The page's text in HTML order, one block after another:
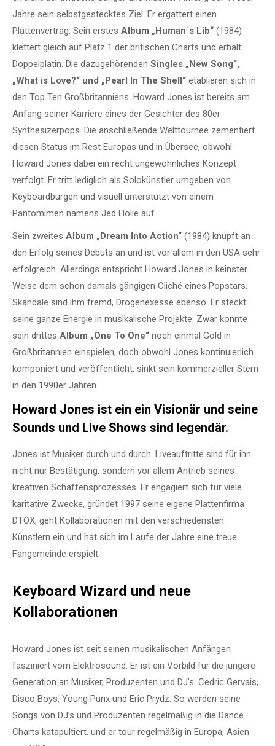
Jahre sein selbstgestecktes Ziel: Er ergattert einen
Plattenvertrag. Sein erstes Album „Human`s Lib“ (1984)
klettert gleich auf Platz 1 der britischen Charts und erhält
Doppelplatin. Die dazugehörenden Singles „New Song“,
„What is Love?“ und „Pearl In The Shell“ etablieren sich in
den Top Ten Großbritanniens. Howard Jones ist bereits am
Anfang seiner Karriere eines der Gesichter des 80er
Synthesizerpops. Die anschließende Welttournee zementiert
diesen Status im Rest Europas und in Übersee, obwohl
Howard Jones dabei ein recht ungewöhnliches Konzept
verfolgt. Er tritt lediglich als Solokünstler umgeben von
Keyboardburgen und visuell unterstützt von einem
Pantomimen namens Jed Holie auf.
Sein zweites Album „Dream Into Action“ (1984) knüpft an
den Erfolg seines Debüts an und ist vor allem in den USA sehr
erfolgreich. Allerdings entspricht Howard Jones in keinster
Weise dem schon damals gängigen Cliché eines Popstars.
Skandale sind ihm fremd, Drogenexesse ebenso. Er steckt
seine ganze Energie in musikalische Projekte. Zwar konnte
sein drittes Album „One To One“ noch einmal Gold in
Großbritannien einspielen, doch obwohl Jones kontinuierlich
komponiert und veröffentlicht, sinkt sein kommerzieller Stern
in den 1990er Jahren.
Howard Jones ist ein ein Visionär und seine
Sounds und Live Shows sind legendär.
Jones ist Musiker durch und durch. Liveauftritte sind für ihn
nicht nur Bestätigung, sondern vor allem Antrieb seines
kreativen Schaffensprozesses. Er engagiert sich für viele
karitative Zwecke, gründet 1997 seine eigene Plattenfirma
DTOX, geht Kollaborationen mit den verschiedensten
Künstlern ein und hat sich im Laufe der Jahre eine treue
Fangemeinde erspielt.
Keyboard Wizard und neue
Kollaborationen
Howard Jones ist seit seinen musikalischen Anfängen
fasziniert vom Elektrosound. Er ist ein Vorbild für die jüngere
Generation an Musiker, Produzenten und DJ’s. Cedric Gervais,
Disco Boys, Young Punx und Eric Prydz. So werden seine
Songs von DJ’s und Produzenten regelmäßig in die Dance
Charts katapultiert. und er tour regelmäßig in Europa, Asien